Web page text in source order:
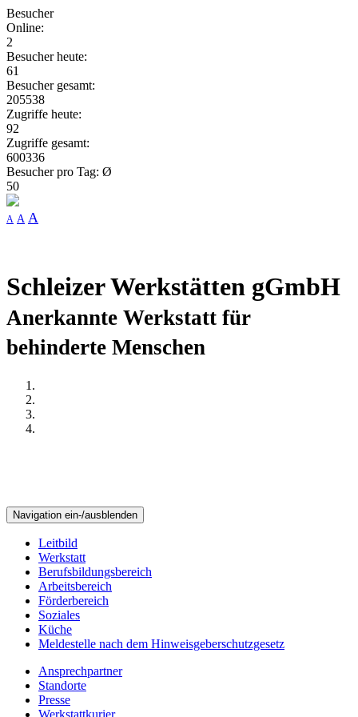
Besucher
Online:
2
Besucher heute:
61
Besucher gesamt:
205538
Zugriffe heute:
92
Zugriffe gesamt:
600336
Besucher pro Tag: Ø
50
A A A
Schleizer Werkstätten gGmbH
Anerkannte Werkstatt für
behinderte Menschen
Navigation ein-/ausblenden
Leitbild
Werkstatt
Berufsbildungsbereich
Arbeitsbereich
Förderbereich
Soziales
Küche
Meldestelle nach dem Hinweisgeberschutzgesetz
Ansprechpartner
Standorte
Presse
Werkstattkurier